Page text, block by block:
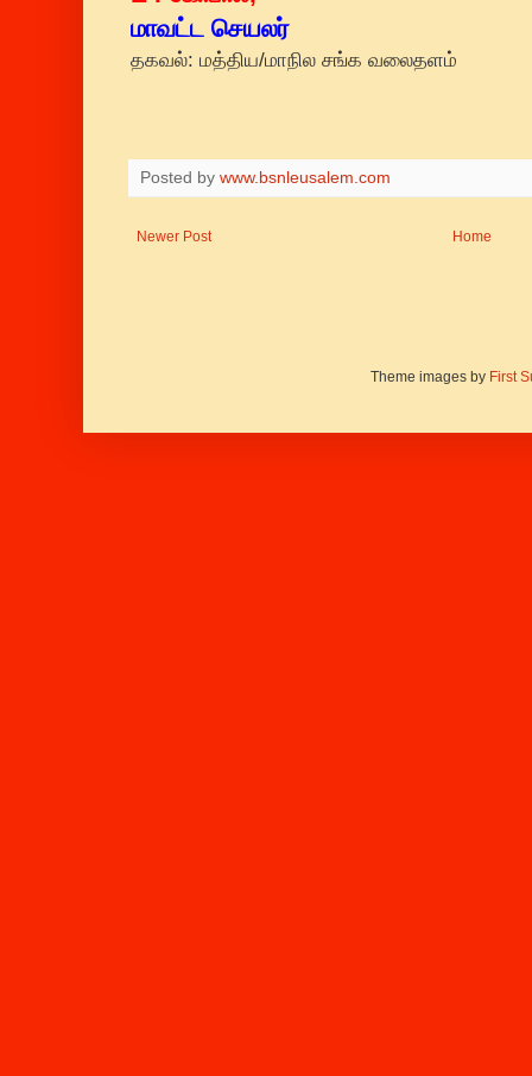
மாவட்ட செயலர்
தகவல்: மத்திய/மாநில சங்க வலைதளம்
Posted by www.bsnleusalem.com
Newer Post Home
Theme images by First